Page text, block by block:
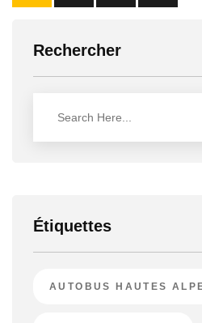
Rechercher
Étiquettes
AUTOBUS HAUTES